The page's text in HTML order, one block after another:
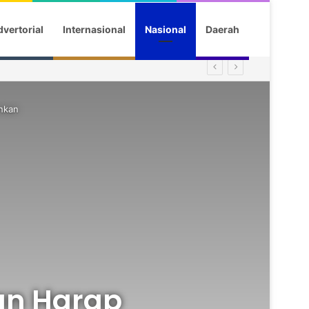
Internasional Nasional Daerah
Harap